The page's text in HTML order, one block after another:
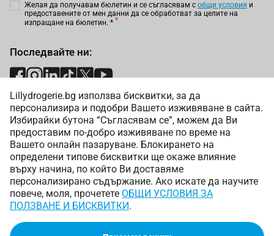
Lillydrogerie.bg използва бисквитки, за да
персонализира и подобри Вашето изживяване в сайта.
Избирайки бутона “Съгласявам се”, можем да Ви
предоставим по-добро изживяване по време на
Вашето онлайн пазаруване. Блокирането на
определени типове бисквитки ще окаже влияние
върху начина, по който Ви доставяме
персонализирано съдържание. Ако искате да научите
повече, моля, прочетете ОБЩИ УСЛОВИЯ ЗА
ПОЛЗВАНЕ И БИСКВИТКИ.
Желая да получавам бюлетин и се съгласявам с общи условия и
предоставените от мен данни да се обработват за целите на
изпращане на бюлетин. *
Последвайте ни:
Начини на плащане:
Начини на доставка: